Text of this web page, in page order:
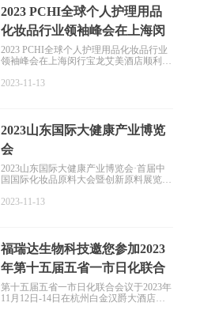
2023 PCHI全球个人护理用品
化妆品行业领袖峰会在上海闵
行宝龙艾美酒店顺利举行！
2023 PCHI全球个人护理用品化妆品行业
领袖峰会在上海闵行宝龙艾美酒店顺利举
肤”主题论坛。基于肌肤大数据，透过原
2023-11-13
2023山东国际大健康产业博览
会
2023山东国际大健康产业博览会·首届中
国国际化妆品原料大会暨创新原料展览会
省日化行业协会、山东北方美谷化妆品研
2023-11-13
福瑞达生物科技邀您参加2023
年第十五届五省一市日化联合
会议
第十五届五省一市日化联合会议于2023年
11月12日-14日在杭州白金汉爵大酒店举